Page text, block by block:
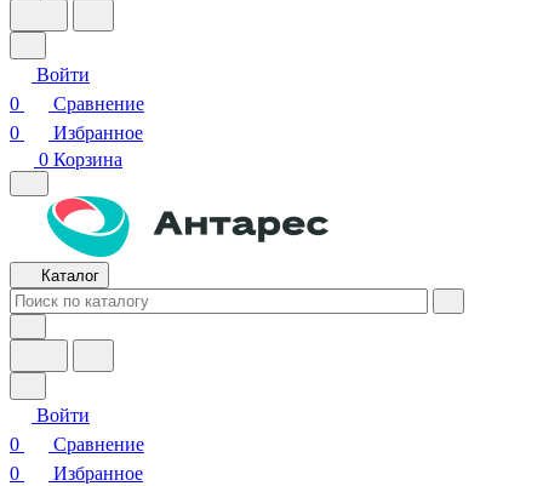
Войти
0
Сравнение
0
Избранное
0 Корзина
Каталог
Войти
0
Сравнение
0
Избранное